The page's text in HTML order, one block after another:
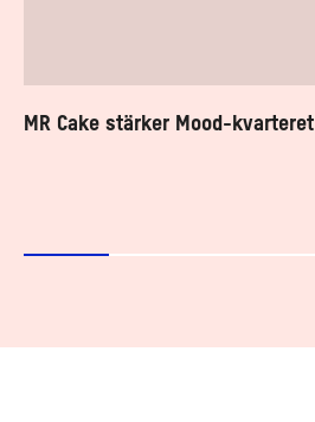
MR Cake stärker Mood-kvarteret